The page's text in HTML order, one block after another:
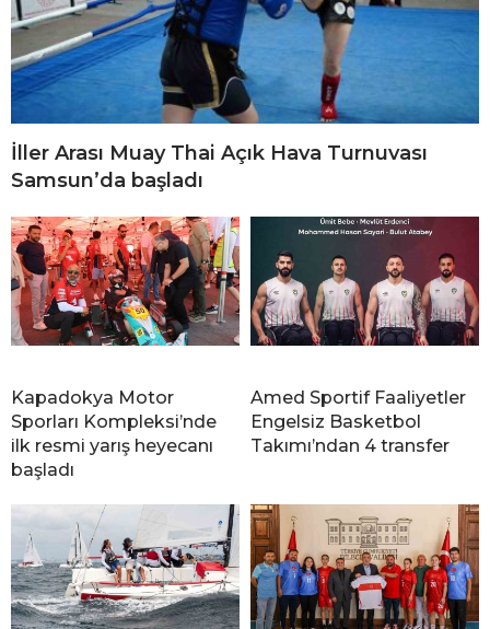
İller Arası Muay Thai Açık Hava Turnuvası
Samsun’da başladı
Kapadokya Motor
Sporları Kompleksi’nde
ilk resmi yarış heyecanı
başladı
Amed Sportif Faaliyetler
Engelsiz Basketbol
Takımı’ndan 4 transfer